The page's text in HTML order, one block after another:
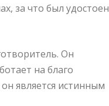
за что был удостоен
Он
на благо
является истинным